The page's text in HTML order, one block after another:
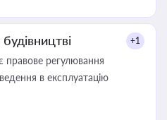
+1
правове регулювання
в експлуатацію